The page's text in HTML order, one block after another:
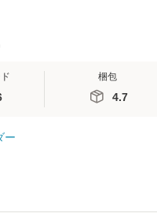
梱包
4.7
ー